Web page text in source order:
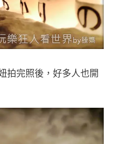
拍完照後，好多人也開